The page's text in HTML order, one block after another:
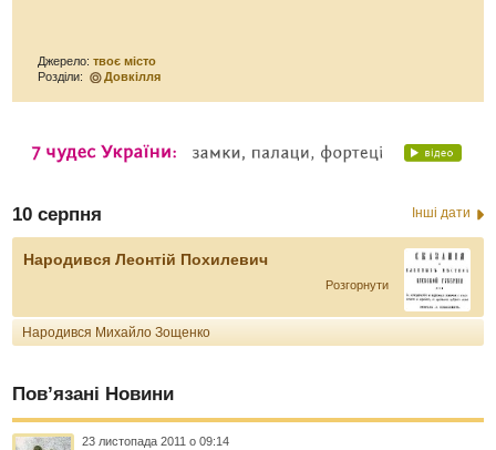
Джерело:твоє місто
Розділи:
Довкілля
10 серпня Інші дати
Народився Леонтій Похилевич
Розгорнути
Народився Михайло Зощенко
Пов’язані Новини
23 листопада 2011 о 09:14